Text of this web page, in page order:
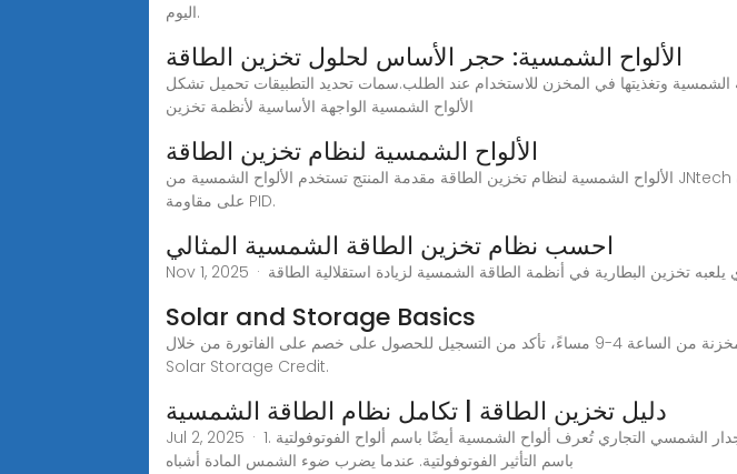
اليوم.
الألواح الشمسية: حجر الأساس لحلول تخزين الطاقة
الشمسية وتغذيتها في المخزن للاستخدام عند الطلب.سمات تحديد التطبيقات تحميل تشكل
الألواح الشمسية الواجهة الأساسية لأنظمة تخزين
الألواح الشمسية لنظام تخزين الطاقة
الألواح الشمسية لنظام تخزين الطاقة مقدمة المنتج تستخدم الألواح الشمسية من JNtech تقنية السيليكون أحادي البلورة عالية الكفاءة، مما يوفر كفاءة تحويل عالية ومتانة قوية وقدرة
على مقاومة PID.
احسب نظام تخزين الطاقة الشمسية المثالي
Solar and Storage Basics
إذا قمت بإقران الطاقة الشمسية المنزلية مع بطارية تخزين وبرمجتها لاستخدام الطاقة المخزنة من الساعة 4-9 مساءً، تأكد من التسجيل للحصول على خصم على الفاتورة من خلال
Solar Storage Credit.
دليل تخزين الطاقة | تكامل نظام الطاقة الشمسية
Jul 2, 2025 · 1. توليد الطاقة الشمسية لأنظمة الجدار الشمسي التجاري تُعرف ألواح الشمسية أيضًا باسم ألواح الفوتوفولتية (PV) وتحول ضوء الشمس إلى كهرباء من خلال عملية تعرف
باسم التأثير الفوتوفولتية. عندما يضرب ضوء الشمس المادة أشباه